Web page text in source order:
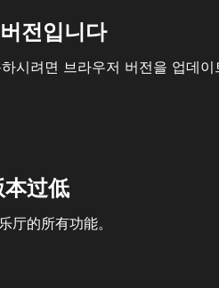
전입니다
시려면 브라우저 버전을 업데
过低
厅的所有功能。